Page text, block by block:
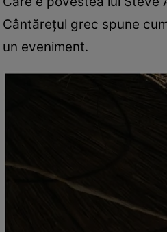
Cântărețul grec spune
un eveniment.